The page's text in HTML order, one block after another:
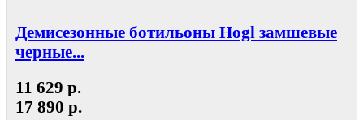
Демисезонные ботильоны Hogl замшевые
черные...
11 629 р.
17 890 р.